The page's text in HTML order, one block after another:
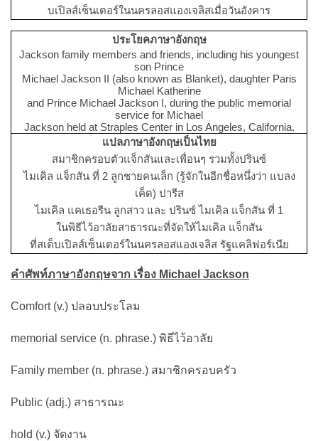
บเปิลส์เซ็นเตอร์ในนครลอสแองเจลิสเมื่อวันอังคาร
ประโยคภาษาอังกฤษ
Jackson family members and friends, including his youngest
son Prince
Michael Jackson II (also known as Blanket), daughter Paris
Michael Katherine
and Prince Michael Jackson I, during the public memorial
service for Michael
Jackson held at Straples Center in Los Angeles, California.
แปลภาษาอังกฤษเป็นไทย
สมาชิกครอบตัวแจ็กสันและเพื่อนๆ รวมทั้งปรินซ์
ไมเคิล แจ็กสัน ที่ 2 ลูกชายคนเล็ก (รู้จักในอีกชื่อหนึ่งว่า แบลง
เค็ด) ปารีส
ไมเคิล แคเธอรีน ลูกสาว และ ปรินซ์ ไมเคิล แจ็กสัน ที่ 1
ในพิธีไว้อาลัยสาธารณะที่จัดให้ไมเคิล แจ็กสัน
ที่สเต็บเปิลส์เซ็นเตอร์ในนครลอสแองเจลิส รัฐแคลิฟอร์เนีย
คำศัพท์ภาษาอังกฤษจาก เรื่อง Michael Jackson
Comfort (v.) ปลอบประโลม
memorial service (n. phrase.) พิธีไว้อาลัย
Family member (n. phrase.) สมาชิกครอบครัว
Public (adj.) สาธารณะ
hold (v.) จัดงาน